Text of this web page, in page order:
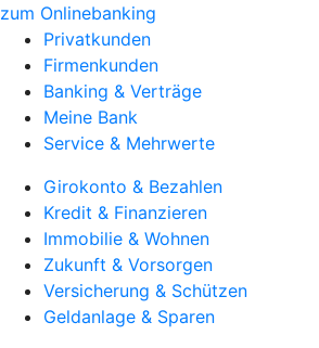
zum Onlinebanking
Privatkunden
Firmenkunden
Banking & Verträge
Meine Bank
Service & Mehrwerte
Girokonto & Bezahlen
Kredit & Finanzieren
Immobilie & Wohnen
Zukunft & Vorsorgen
Versicherung & Schützen
Geldanlage & Sparen